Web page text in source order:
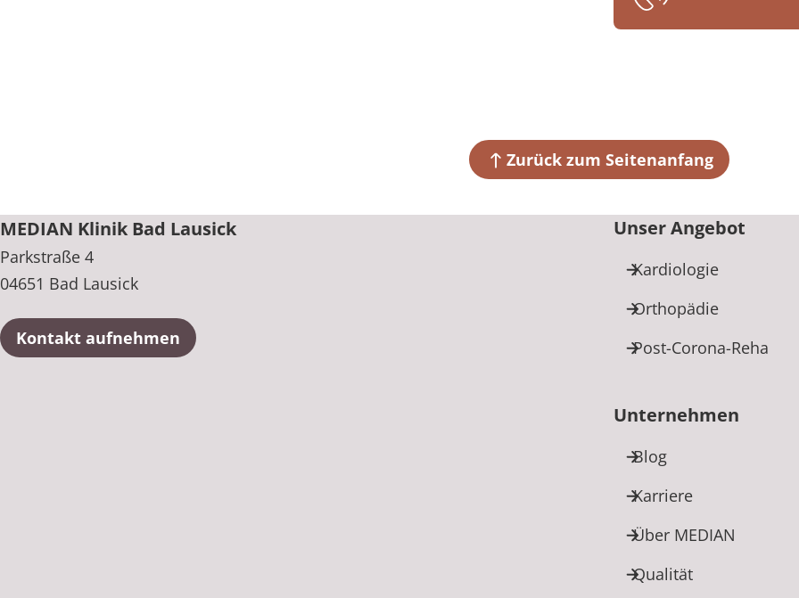
+49 34345
Zurück zum Seitenanfang
MEDIAN Klinik Bad Lausick
Parkstraße 4
04651 Bad Lausick
Kontakt aufnehmen
Unser Angebot
Kardiologie
Orthopädie
Post-Corona-Reha
Unternehmen
Blog
Karriere
Über MEDIAN
Qualität